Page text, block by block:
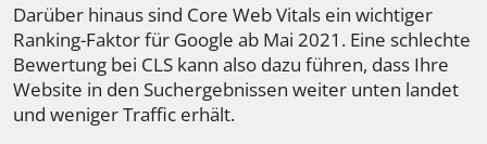
Darüber hinaus sind Core Web Vitals ein wichtiger
Ranking-Faktor für Google ab Mai 2021. Eine schlechte
Bewertung bei CLS kann also dazu führen, dass Ihre
Website in den Suchergebnissen weiter unten landet
und weniger Traffic erhält.